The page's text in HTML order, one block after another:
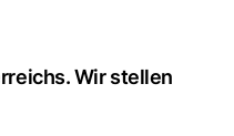
Wir stellen